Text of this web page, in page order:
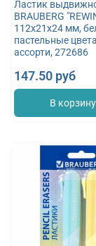
Ластик
BRAUBERG
112х21х24 мм,
пастельные
ассорти, 272686
147.50 руб
В корзину